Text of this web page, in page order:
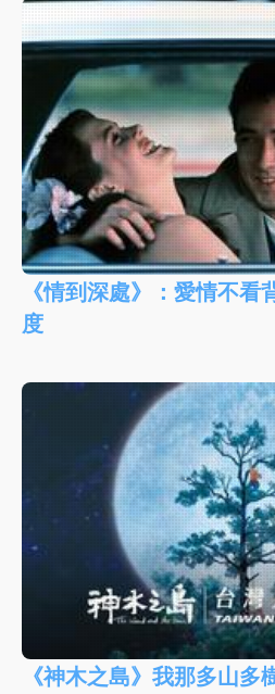
《情到深處》：愛情不
度
《神木之島》我那多山多